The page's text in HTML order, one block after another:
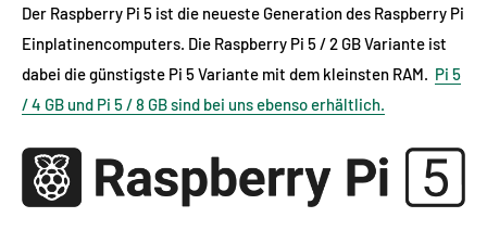
Der Raspberry Pi 5 ist die neueste Generation des Raspberry Pi
Einplatinencomputers. Die Raspberry Pi 5 / 2 GB Variante ist
dabei die günstigste Pi 5 Variante mit dem kleinsten RAM. Pi 5
/ 4 GB und Pi 5 / 8 GB sind bei uns ebenso erhältlich.